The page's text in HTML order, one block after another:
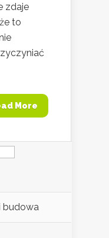
zdaje
to
More
budowa